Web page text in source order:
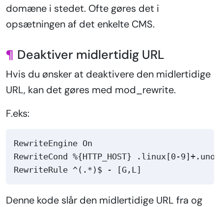
domæne i stedet. Ofte gøres det i
opsætningen af det enkelte CMS.
¶ Deaktiver midlertidig URL
Hvis du ønsker at deaktivere den midlertidige
URL, kan det gøres med mod_rewrite.
F.eks:
RewriteEngine On
RewriteCond %{HTTP_HOST} .linux[0-
Denne kode slår den midlertidige URL fra og